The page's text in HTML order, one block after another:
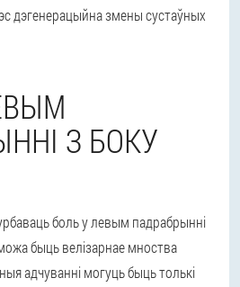
дэгенерацыйна змены сустаўных
З БОКУ
боль у левым падрабрынні
быць велізарнае мноства
адчуванні могуць быць толькі